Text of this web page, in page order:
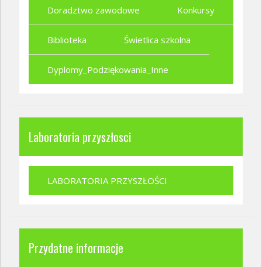
Doradztwo zawodowe Konkursy
Biblioteka Świetlica szkolna
Dyplomy_Podziękowania_Inne
Laboratoria przyszłosci
LABORATORIA PRZYSZŁOŚCI
Przydatne informacje